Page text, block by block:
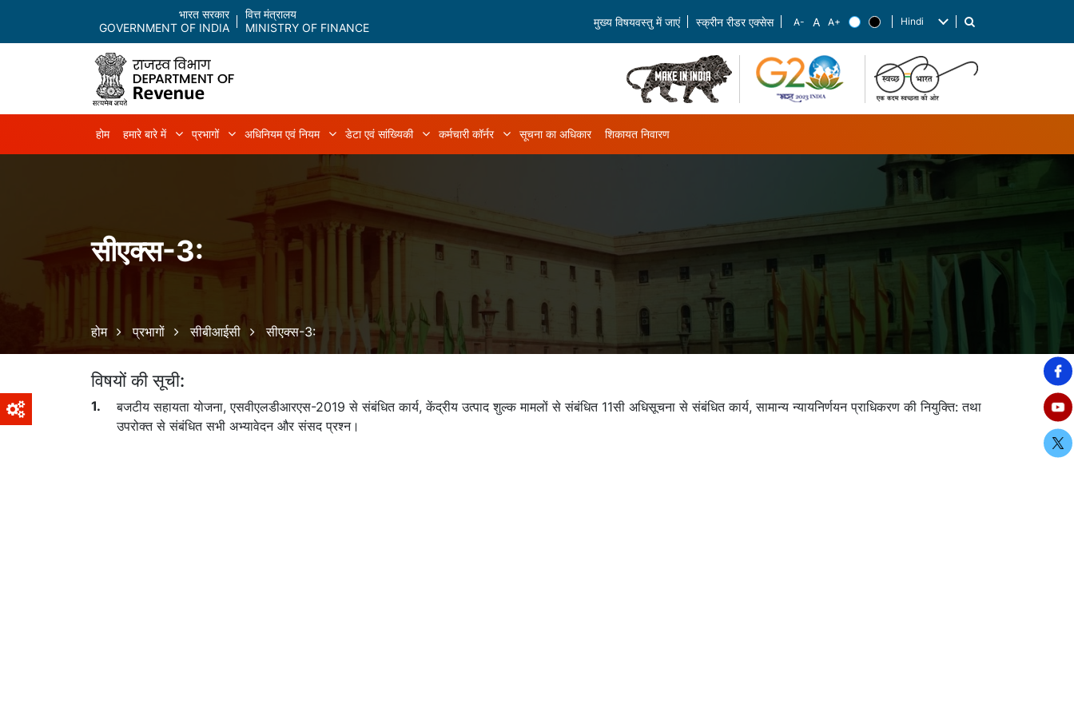
भारत सरकार
GOVERNMENT OF INDIA
वित्त मंत्रालय
MINISTRY OF FINANCE
मुख्य विषयवस्तु में जाएं स्क्रीन रीडर एक्सेस Hindi List additional actions
होम हमारे बारे में
हमारे बारे में sub-navigation
प्रभागों
प्रभागों sub-navigation
अधिनियम एवं नियम
अधिनियम एवं नियम sub-navigation
डेटा एवं सांख्यिकी
डेटा एवं सांख्यिकी sub-navigation
कर्मचारी कॉर्नर
कर्मचारी कॉर्नर sub-navigation
सूचना का अधिकार शिकायत निवारण
सीएक्स-3:
Breadcrumb
होम प्रभागों सीबीआईसी सीएक्स-3:
विषयों की सूची:
बजटीय सहायता योजना, एसवीएलडीआरएस-2019 से संबंधित कार्य, केंद्रीय उत्पाद शुल्क मामलों से संबंधित 11सी अधिसूचना से संबंधित कार्य, सामान्य न्यायनिर्णयन प्राधिकरण की नियुक्ति: तथा
उपरोक्त से संबंधित सभी अभ्यावेदन और संसद प्रश्न।